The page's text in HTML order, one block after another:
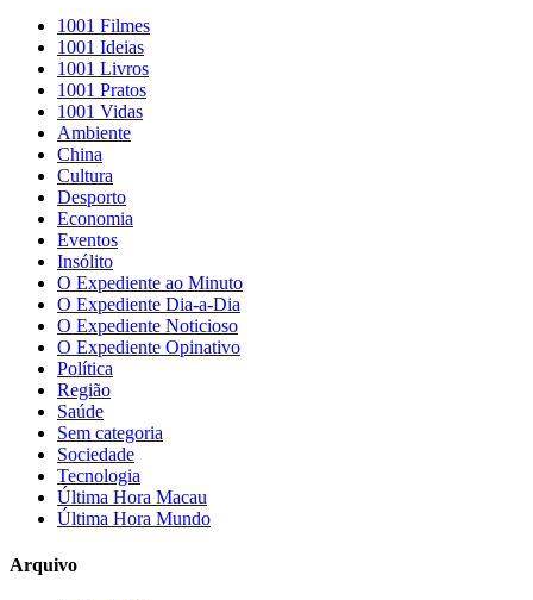
1001 Filmes
1001 Ideias
1001 Livros
1001 Pratos
1001 Vidas
Ambiente
China
Cultura
Desporto
Economia
Eventos
Insólito
O Expediente ao Minuto
O Expediente Dia-a-Dia
O Expediente Noticioso
O Expediente Opinativo
Política
Região
Saúde
Sem categoria
Sociedade
Tecnologia
Última Hora Macau
Última Hora Mundo
Arquivo